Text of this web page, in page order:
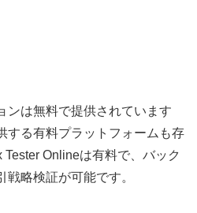
ンは無料で提供されています
する有料プラットフォームも存
Onlineは有料で、バック
略検証が可能です。